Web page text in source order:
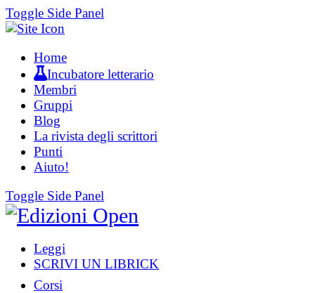
Toggle Side Panel
Home
Incubatore letterario
Membri
Gruppi
Blog
La rivista degli scrittori
Punti
Aiuto!
Toggle Side Panel
Leggi
SCRIVI UN LIBRICK
Corsi